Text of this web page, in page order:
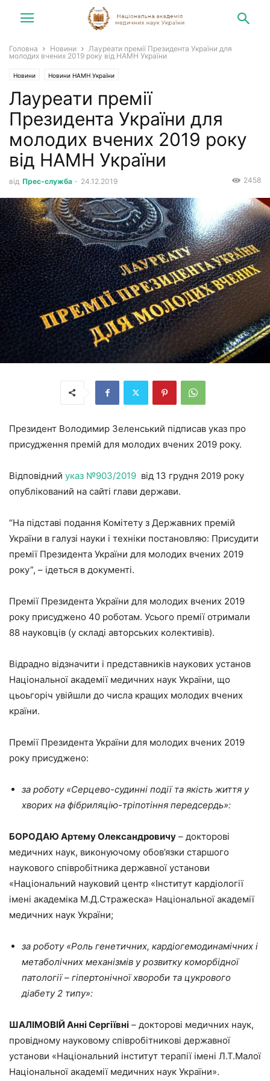
Головна Новини
Лауреати премії Президента України для
молодих вчених 2019 року від НАМН України
Новини Новини НАМН України
Лауреати премії
Президента України для
молодих вчених 2019 року
від НАМН України
від Прес-служба - 24.12.2019 2458
Президент Володимир Зеленський підписав указ про
присудження премій для молодих вчених 2019 року.
Відповідний указ №903/2019 від 13 грудня 2019 року
опублікований на сайті глави держави.
“На підставі подання Комітету з Державних премій
України в галузі науки і техніки постановляю: Присудити
премії Президента України для молодих вчених 2019
року”, – ідеться в документі.
Премії Президента України для молодих вчених 2019
року присуджено 40 роботам. Усього премії отримали
88 науковців (у складі авторських колективів).
Відрадно відзначити і представників наукових установ
Національної академії медичних наук України, що
цьоьгоріч увійшли до числа кращих молодих вчених
країни.
Премії Президента України для молодих вчених 2019
року присуджено:
за роботу «Серцево-судинні події та якість життя у
хворих на фібриляцію-тріпотіння передсердь»:
БОРОДАЮ Артему Олександровичу – докторові
медичних наук, виконуючому обов’язки старшого
наукового співробітника державної установи
«Національний науковий центр «Інститут кардіології
імені академіка М.Д.Стражеска» Національної академії
медичних наук України;
за роботу «Роль генетичних, кардіогемодинамічних і
метаболічних механізмів у розвитку коморбідної
патології – гіпертонічної хвороби та цукрового
діабету 2 типу»:
ШАЛІМОВІЙ Анні Сергіївні – докторові медичних наук,
провідному науковому співробітникові державної
установи «Національний інститут терапії імені Л.Т.Малої
Національної академії медичних наук України».